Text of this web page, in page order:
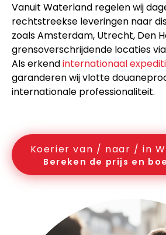
Vanuit Waterland regelen wij
rechtstreekse leveringen naar
zoals Amsterdam, Utrecht, Den
grensoverschrijdende locaties
Als erkendinternationaal
garanderen wij vlotte
internationale professionaliteit.
Koerier van / naar / in
Bereken de prijs en